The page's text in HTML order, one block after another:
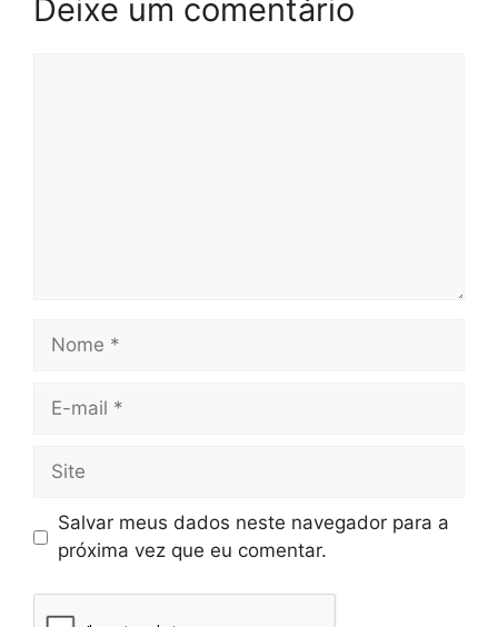
Deixe um comentário
Salvar meus dados neste navegador para a
próxima vez que eu comentar.